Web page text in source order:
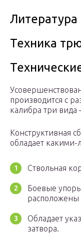
Литература
Техника
производится с
калибра три вида
Конструктивная
обладает
Ствольная
Боевые
Обладает
затвора.